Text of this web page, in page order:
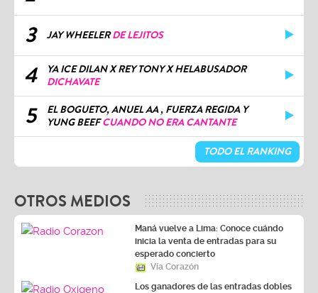
3 JAY WHEELERDE LEJITOS
4
YA ICE DILAN X REY TONY X HELABUSADOR
DICHAVATE
5
EL BOGUETO, ANUEL AA , FUERZA REGIDA Y
YUNG BEEFCUANDO NO ERA CANTANTE
TODO EL RANKING
OTROS MEDIOS
Maná vuelve a Lima: Conoce cuándo
inicia la venta de entradas para su
esperado concierto
Vía Corazón
Los ganadores de las entradas dobles